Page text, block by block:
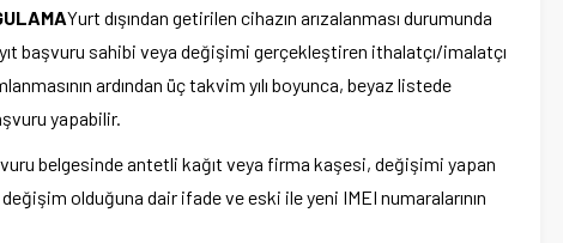
Yurt dışından getirilen cihazın arızalanması durumunda
başvuru sahibi veya değişimi gerçekleştiren ithalatçı/imalatçı
ardından üç takvim yılı boyunca, beyaz listede
yapabilir.
belgesinde antetli kağıt veya firma kaşesi, değişimi yapan
olduğuna dair ifade ve eski ile yeni IMEI numaralarının